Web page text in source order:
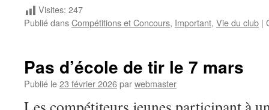
Visites: 247
Publié dansCompétitions et Concours, Important, Vie du club |
Pas d’école de tir le 7 mars
Publié le23 février 2026parwebmaster